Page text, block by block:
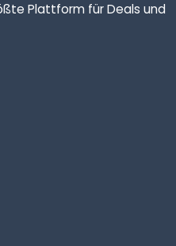
Plattform für Deals und